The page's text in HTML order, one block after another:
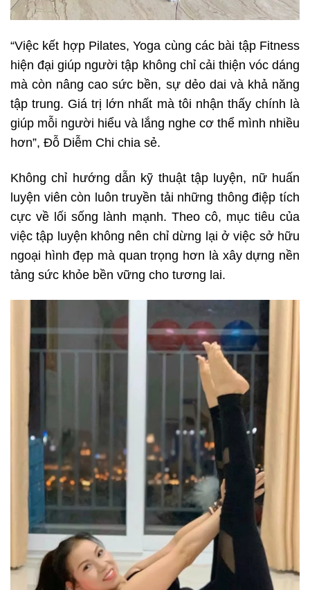
“Việc kết hợp Pilates, Yoga cùng các bài tập Fitness
hiện đại giúp người tập không chỉ cải thiện vóc dáng
mà còn nâng cao sức bền, sự dẻo dai và khả năng
tập trung. Giá trị lớn nhất mà tôi nhận thấy chính là
giúp mỗi người hiểu và lắng nghe cơ thể mình nhiều
hơn”, Đỗ Diễm Chi chia sẻ.
Không chỉ hướng dẫn kỹ thuật tập luyện, nữ huấn
luyện viên còn luôn truyền tải những thông điệp tích
cực về lối sống lành mạnh. Theo cô, mục tiêu của
việc tập luyện không nên chỉ dừng lại ở việc sở hữu
ngoại hình đẹp mà quan trọng hơn là xây dựng nền
tảng sức khỏe bền vững cho tương lai.